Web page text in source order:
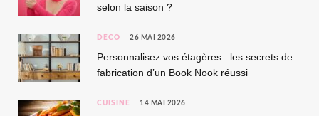
selon la saison ?
DÉCO 26 MAI 2026
Personnalisez vos étagères : les secrets de
fabrication d’un Book Nook réussi
CUISINE 14 MAI 2026